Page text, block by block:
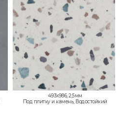
493x986, 2,5мм
Под плитку и камень, Водостойкий